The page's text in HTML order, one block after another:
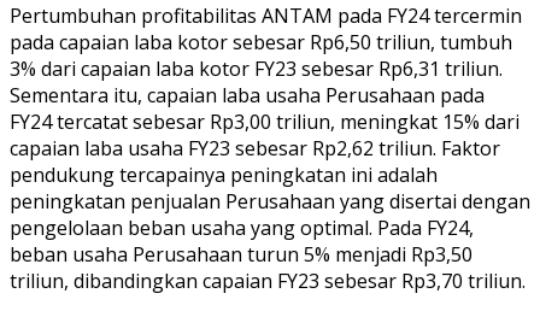
Pertumbuhan profitabilitas ANTAM pada FY24 tercermin
pada capaian laba kotor sebesar Rp6,50 triliun, tumbuh
3% dari capaian laba kotor FY23 sebesar Rp6,31 triliun.
Sementara itu, capaian laba usaha Perusahaan pada
FY24 tercatat sebesar Rp3,00 triliun, meningkat 15% dari
capaian laba usaha FY23 sebesar Rp2,62 triliun. Faktor
pendukung tercapainya peningkatan ini adalah
peningkatan penjualan Perusahaan yang disertai dengan
pengelolaan beban usaha yang optimal. Pada FY24,
beban usaha Perusahaan turun 5% menjadi Rp3,50
triliun, dibandingkan capaian FY23 sebesar Rp3,70 triliun.